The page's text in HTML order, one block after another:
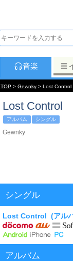
音楽
TOP > Gewnky > Lost Control
Lost Control
アルバム シングル
Gewnky
シングル
Lost Control (アル
アルバム